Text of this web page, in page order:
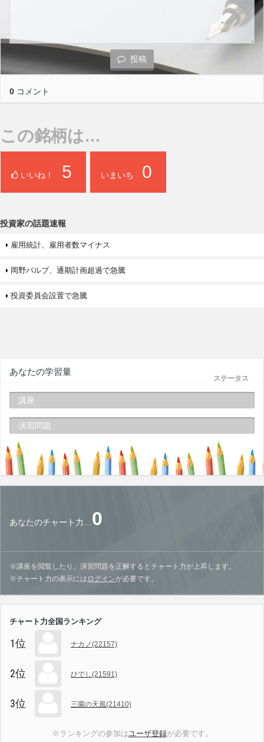
投稿
0 コメント
この銘柄は…
いいね！ 5 いまいち 0
投資家の話題速報
雇用統計、雇用者数マイナス
岡野バルブ、通期計画超過で急騰
投資委員会設置で急騰
ステータス
あなたの学習量
講座
演習問題
あなたのチャート力… 0
※講座を閲覧したり、演習問題を正解するとチャート力が上昇します。
※チャート力の表示には ログインが必要です。
チャート力全国ランキング
1位 ナカノ(22157)
2位 ひでし(21591)
3位 三園の天風(21410)
※ランキングの参加はユーザ登録が必要です。